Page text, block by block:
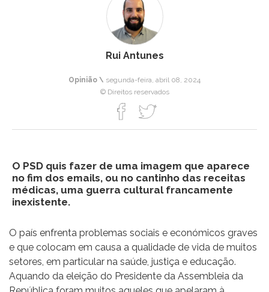
Rui Antunes
Opinião \ segunda-feira, abril 08, 2024
© Direitos reservados
O PSD quis fazer de uma imagem que aparece
no fim dos emails, ou no cantinho das receitas
médicas, uma guerra cultural francamente
inexistente.
O país enfrenta problemas sociais e económicos graves
e que colocam em causa a qualidade de vida de muitos
setores, em particular na saúde, justiça e educação.
Aquando da eleição do Presidente da Assembleia da